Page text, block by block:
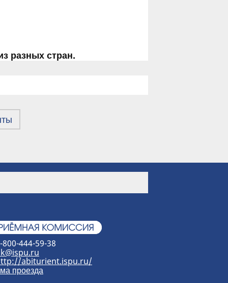
разных стран.
444-59-38
abiturient.ispu.ru/
проезда